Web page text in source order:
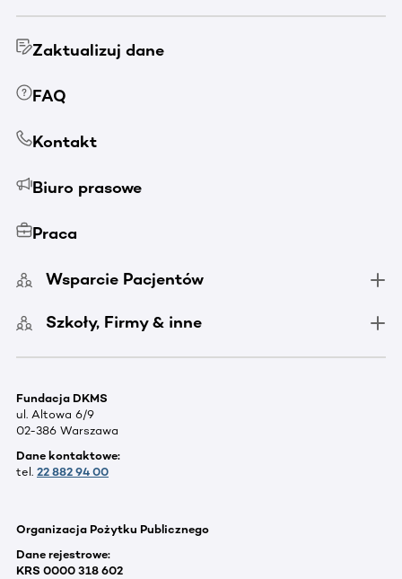
Zaktualizuj dane
FAQ
Kontakt
Biuro prasowe
Praca
Wsparcie Pacjentów
Szkoły, Firmy & inne
Fundacja DKMS
ul. Altowa 6/9
02-386 Warszawa
Dane kontaktowe:
tel. 22 882 94 00
Organizacja Pożytku Publicznego
Dane rejestrowe:
KRS 0000 318 602